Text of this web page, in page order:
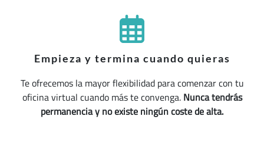
Empieza y termina cuando quieras
Te ofrecemos la mayor flexibilidad para comenzar con tu
oficina virtual cuando más te convenga.Nunca tendrás
permanencia y no existe ningún coste de alta.